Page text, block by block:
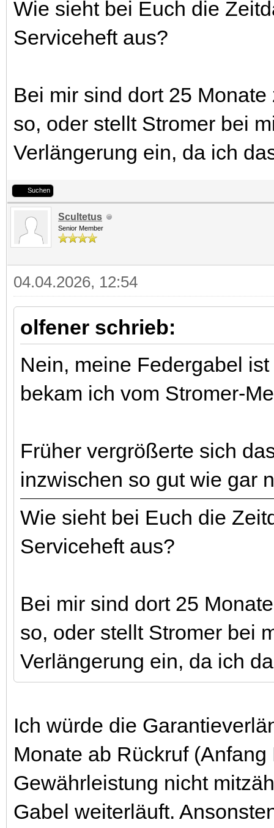
Wie sieht bei Euch die
Serviceheft aus?
Bei mir sind dort 25
so, oder stellt Stromer bei
Verlängerung ein, da ich
Suchen
Scultetus
Senior Member
04.04.2026, 12:54
olfener schrieb:
Nein, meine Federgabel
bekam ich vom Stromer-
Früher vergrößerte sich
inzwischen so gut wie gar
Wie sieht bei Euch die
Serviceheft aus?
Bei mir sind dort 25
so, oder stellt Stromer bei
Verlängerung ein, da ich
Ich würde die
Monate ab Rückruf
Gewährleistung nicht
Gabel weiterläuft.